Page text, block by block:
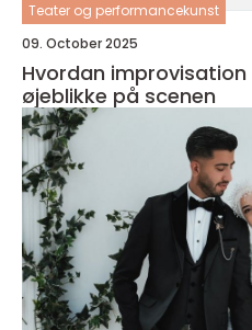
Teater og performancekunst
09. October 2025
Hvordan
øjeblikke på scenen